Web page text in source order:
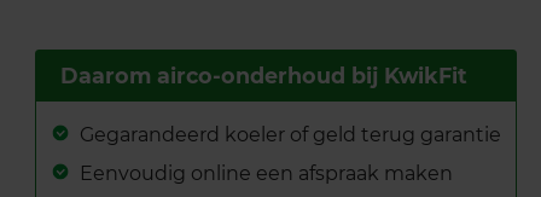
Daarom airco-onderhoud bij KwikFit
Gegarandeerd koeler of geld terug garantie
Eenvoudig online een afspraak maken